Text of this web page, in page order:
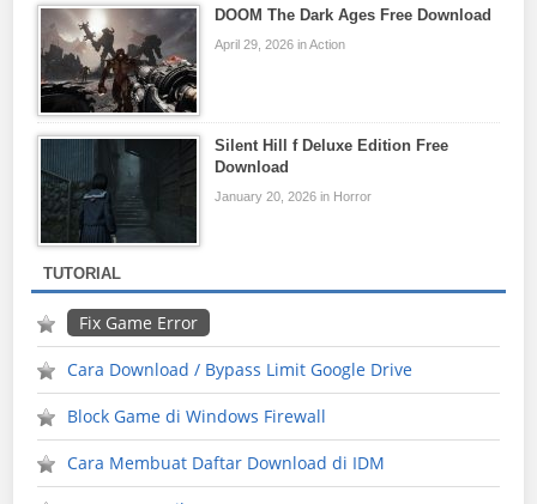
DOOM The Dark Ages Free Download
April 29, 2026 in Action
Silent Hill f Deluxe Edition Free
Download
January 20, 2026 in Horror
TUTORIAL
Fix Game Error
Cara Download / Bypass Limit Google Drive
Block Game di Windows Firewall
Cara Membuat Daftar Download di IDM